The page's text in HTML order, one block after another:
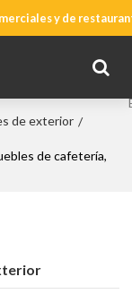
y de
de exterior /
de cafetería,